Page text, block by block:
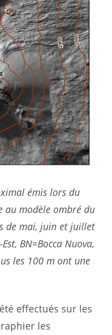
émis lors du
au modèle ombré du
de mai, juin et juillet
BN=Bocca Nuova,
les 100 m ont une
effectués sur les
les